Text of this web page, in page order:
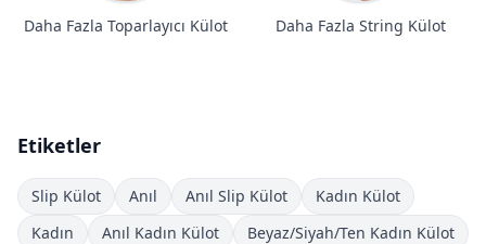
Daha Fazla Toparlayıcı Külot Daha Fazla String Külot
Etiketler
Slip Külot Anıl Anıl Slip Külot
Kadın Külot
Kadın
Anıl Kadın Külot Beyaz/Siyah/Ten Kadın Külot